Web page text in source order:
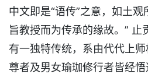
中文即是“语传”之意，如土
旨教授而为传承的缘故。” 止
有一独特传统，系由代代上
尊者及男女瑜珈修行者皆经悟